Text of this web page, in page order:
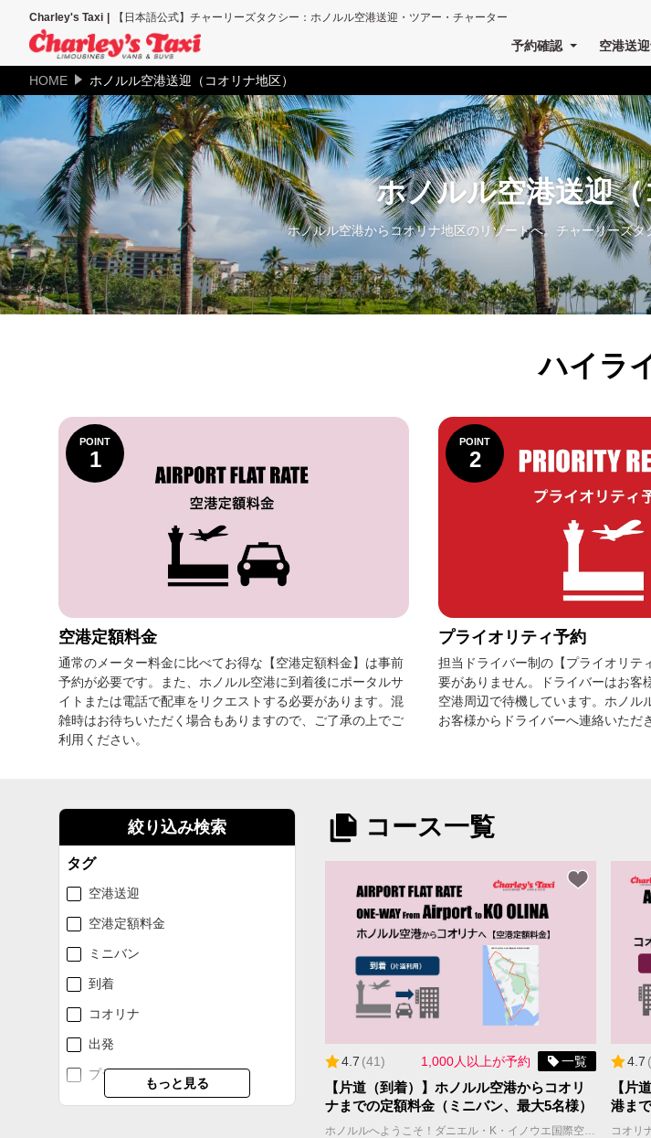
Charley's Taxi 【日本語公式】チャーリーズタクシー：ホノルル空港送迎・ツアー・チャーター
予約確認 空港送
HOME ホノルル空港送迎（コオリナ地区）
ホノルル空港送迎（
ホノルル空港からコオリナ地区のリゾートへ。チャーリーズ
ハイラ
POINT
1
空港定額料金
通常のメーター料金に比べてお得な【空港定額料金】は事前
予約が必要です。また、ホノルル空港に到着後にポータルサ
イトまたは電話で配車をリクエストする必要があります。混
雑時はお待ちいただく場合もありますので、ご了承の上でご
利用ください。
POINT
2
プライオリティ予約
担当ドライバー制の【プライオリテ
要がありません。ドライバーはお客
空港周辺で待機しています。ホノル
お客様からドライバーへ連絡いただ
絞り込み検索
タグ
空港送迎
空港定額料金
ミニバン
到着
コオリナ
出発
プライオリティ予約
大型SUV
もっと見る
コース一覧
4.7 (41) 1,000人以上が予約 一覧
【片道（到着）】ホノルル空港からコオリ
ナまでの定額料金（ミニバン、最大5名様）
ホノルルへようこそ！ダニエル・K・イノウエ国際空港（ホノルル空港・HNL）からコオリナ地区のリゾート・宿泊施設まで、チャーリーズタクシーの【空港定額料金】送迎サービスをご利用ください。広々としたミニバンは5名様までご乗車可能で、それぞれお荷物1個と手荷物1個をお預かりいたします。定額料金は渋滞などに巻き込まれても追加料金がかからないので安心。便利で快適なお客様だけのプライベート送迎をお楽しみください。 **** 重要 **** ・【空港定額料金】はWill Call(ウィルコール）方式です。ホノルル空港到着後、国際線FIT出口を出た後、ポータルサイトまたはお電話にてタクシーの配車をご依頼いただきます。チャーリーズタクシーは、お客様の配車依頼を受信後、速やかにタクシーを向かわせますが、混雑時などはお待ちいただく場合もございます。予めご了承の上でお申し込みください。 ・【空港定額料金】をご利用のお客様へのご案内 https://jp.charleystaxi.com/article/airportportal_jp ・少しでも早く空港からご移動されたいお客様は【プライオリティ予約】や【VIPフルサービスパッケージ】のご利用をおすすめします。 ・【定額料金】にチップ(18%)・予約手数料(9%)は含まれておらず、決済画面で加算されます。 ・需要が高いため、航空便と宿泊先が決まり次第、お早めにご予約ください。往復のご予約をお勧めします。 ご予約に関するご質問はお気軽にお問い合わせください。 jsd@charleystaxi.com
4.7 (
【片
港ま